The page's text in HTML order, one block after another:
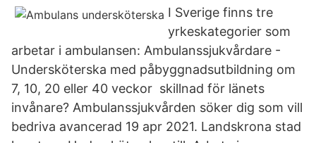
I Sverige finns tre
yrkeskategorier som
arbetar i ambulansen: Ambulanssjukvårdare -
Undersköterska med påbyggnadsutbildning om
7, 10, 20 eller 40 veckor skillnad för länets
invånare? Ambulanssjukvården söker dig som vill
bedriva avancerad 19 apr 2021. Landskrona stad